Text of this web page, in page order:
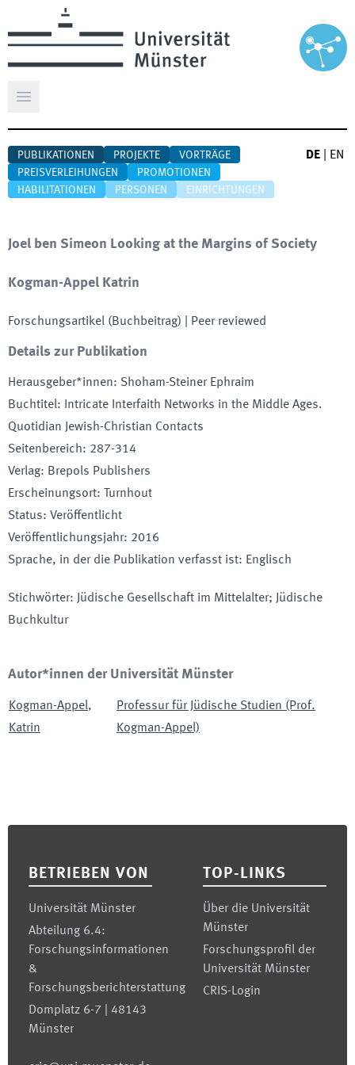
Hauptmenü öffnen
PUBLIKATIONEN PROJEKTE
VORTRÄGE
PREISVERLEIHUNGEN
PROMOTIONEN
HABILITATIONEN
PERSONEN EINRICHTUNGEN
DE EN
Joel ben Simeon Looking at the Margins of Society
Kogman-Appel Katrin
Forschungsartikel (Buchbeitrag) | Peer reviewed
Details zur Publikation
Herausgeber*innen: Shoham-Steiner Ephraim
Buchtitel:
Intricate Interfaith Networks in the Middle Ages.
Quotidian Jewish-Christian Contacts
Seitenbereich: 287-314
Verlag: Brepols Publishers
Erscheinungsort:
Turnhout
Status: Veröffentlicht
Veröffentlichungsjahr: 2016
Sprache, in der die Publikation verfasst ist: Englisch
Stichwörter:
Jüdische Gesellschaft im Mittelalter; Jüdische
Buchkultur
Autor*innen der Universität Münster
Kogman-Appel,
Katrin
Professur für Jüdische Studien (Prof.
Kogman-Appel)
BETRIEBEN VON
Universität Münster
Abteilung 6.4:
Forschungsinformationen
&
Forschungsberichterstattung
Domplatz 6-7 | 48143
Münster
TOP-LINKS
Über die Universität
Münster
Forschungsprofil der
Universität Münster
CRIS-Login